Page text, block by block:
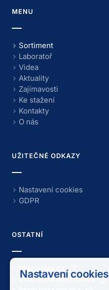
MENU
Sortiment
Laboratoř
Videa
Aktuality
Zajímavosti
Ke stažení
Kontakty
O nás
UŽITEČNÉ ODKAZY
Nastavení cookies
GDPR
OSTATNÍ
STACHEMA CZ
STACHEMA BRATISLAVA
Nastavení cookies